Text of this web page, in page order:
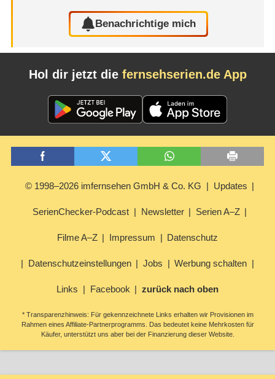
Benachrichtige mich
Hol dir jetzt die fernsehserien.de App
© 1998–2026 imfernsehen GmbH & Co. KG Updates
SerienChecker-Podcast Newsletter Serien A–Z
Filme A–Z Impressum Datenschutz
Datenschutzeinstellungen Jobs Werbung schalten
Links Facebook zurück nach oben
* Transparenzhinweis: Für gekennzeichnete Links erhalten wir Provisionen im
Rahmen eines Affiliate-Partnerprogramms. Das bedeutet keine Mehrkosten für
Käufer, unterstützt uns aber bei der Finanzierung dieser Website.